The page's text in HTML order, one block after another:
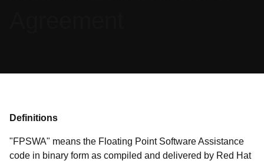
Definitions
"FPSWA" means the Floating Point Software Assistance
code in binary form as compiled and delivered by Red Hat